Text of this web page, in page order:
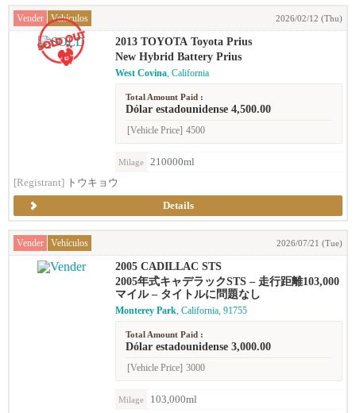
Vender Vehículos 2026/02/12 (Thu)
2013 TOYOTA Toyota Prius
New Hybrid Battery Prius
West Covina, California
Total Amount Paid :
Dólar estadounidense 4,500.00
[Vehicle Price] 4500
Milage
210000ml
[Registrant]
トウキョウ
Details
Vender Vehículos 2026/07/21 (Tue)
2005 CADILLAC STS
2005年式キャデラックSTS – 走行距離103,000
マイル – タイトルに問題なし
Monterey Park, California, 91755
Total Amount Paid :
Dólar estadounidense 3,000.00
[Vehicle Price] 3000
Milage
103,000ml